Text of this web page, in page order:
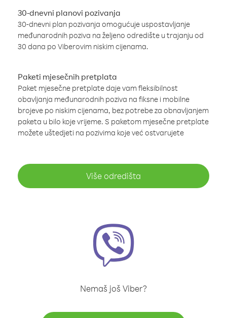
30-dnevni planovi pozivanja
30-dnevni plan pozivanja omogućuje uspostavljanje
međunarodnih poziva na željeno odredište u trajanju od
30 dana po Viberovim niskim cijenama.
Paketi mjesečnih pretplata
Paket mjesečne pretplate daje vam fleksibilnost
obavljanja međunarodnih poziva na fiksne i mobilne
brojeve po niskim cijenama, bez potrebe za obnavljanjem
paketa u bilo koje vrijeme. S paketom mjesečne pretplate
možete uštedjeti na pozivima koje već ostvarujete
Više odredišta
Nemaš još Viber?